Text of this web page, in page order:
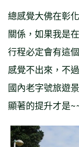
總感覺大佛在彰
關係，如果我是
行程必定會有這
感覺不出來，不
國內老字號旅遊
顯著的提升才是